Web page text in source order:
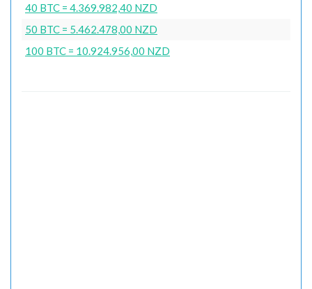
40 BTC = 4.369.982,40 NZD
50 BTC = 5.462.478,00 NZD
100 BTC = 10.924.956,00 NZD